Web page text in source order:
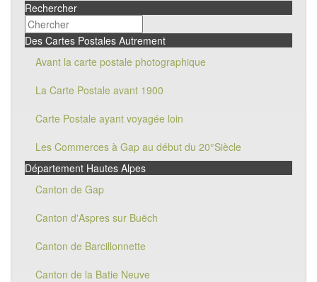
Rechercher
Des Cartes Postales Autrement
Avant la carte postale photographique
La Carte Postale avant 1900
Carte Postale ayant voyagée loin
Les Commerces à Gap au début du 20°Siècle
Département Hautes Alpes
Canton de Gap
Canton d'Aspres sur Buëch
Canton de Barcillonnette
Canton de la Batie Neuve